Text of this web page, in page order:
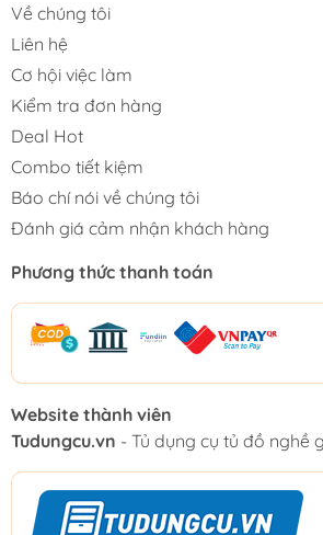
Về chúng tôi
Liên hệ
Cơ hội việc làm
Kiểm tra đơn hàng
Deal Hot
Combo tiết kiệm
Báo chí nói về chúng tôi
Đánh giá cảm nhận khách hàng
Phương thức thanh toán
Website thành viên
Tudungcu.vn - Tủ dụng cụ tủ đồ nghề